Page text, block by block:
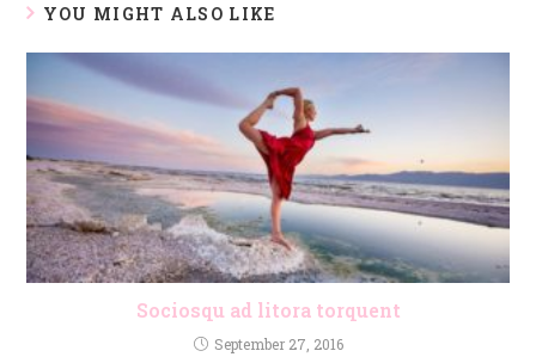
YOU MIGHT ALSO LIKE
Sociosqu ad litora torquent
September 27, 2016